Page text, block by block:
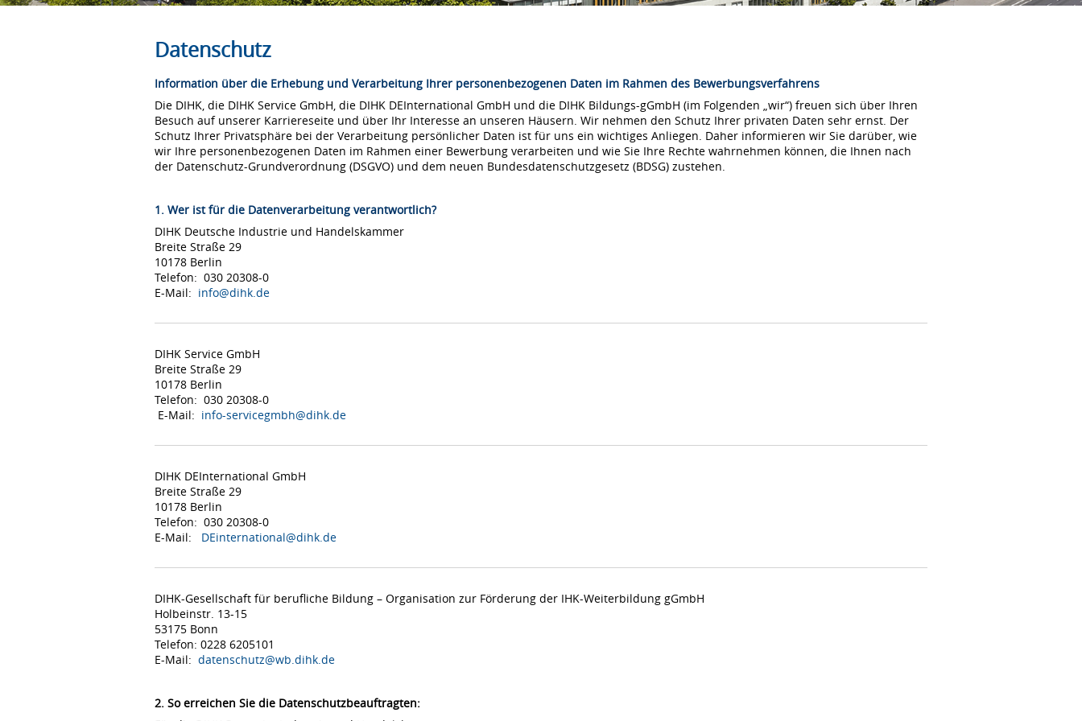
Datenschutz
Information über die Erhebung und Verarbeitung Ihrer personenbezogenen Daten im Rahmen des Bewerbungsverfahrens
Die DIHK, die DIHK Service GmbH, die DIHK DEInternational GmbH und die DIHK Bildungs-gGmbH (im Folgenden „wir“) freuen sich über Ihren
Besuch auf unserer Karriereseite und über Ihr Interesse an unseren Häusern. Wir nehmen den Schutz Ihrer privaten Daten sehr ernst. Der
Schutz Ihrer Privatsphäre bei der Verarbeitung persönlicher Daten ist für uns ein wichtiges Anliegen. Daher informieren wir Sie darüber, wie
wir Ihre personenbezogenen Daten im Rahmen einer Bewerbung verarbeiten und wie Sie Ihre Rechte wahrnehmen können, die Ihnen nach
der Datenschutz-Grundverordnung (DSGVO) und dem neuen Bundesdatenschutzgesetz (BDSG) zustehen.
1. Wer ist für die Datenverarbeitung verantwortlich?
DIHK Deutsche Industrie und Handelskammer
Breite Straße 29
10178 Berlin
Telefon: 030 20308-0
E-Mail: info@dihk.de
DIHK Service GmbH
Breite Straße 29
10178 Berlin
Telefon: 030 20308-0
E-Mail: info-servicegmbh@dihk.de
DIHK DEInternational GmbH
Breite Straße 29
10178 Berlin
Telefon: 030 20308-0
E-Mail: DEinternational@dihk.de
DIHK-Gesellschaft für berufliche Bildung – Organisation zur Förderung der IHK-Weiterbildung gGmbH
Holbeinstr. 13-15
53175 Bonn
Telefon: 0228 6205101
E-Mail: datenschutz@wb.dihk.de
2. So erreichen Sie die Datenschutzbeauftragten: